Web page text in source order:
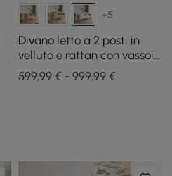
+5
Divano letto a 2 posti in
velluto e rattan con vassoio
girevole
599,99 € - 999,99 €